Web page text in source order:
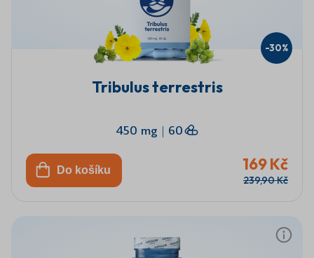
Tribulus terrestris
450 mg | 60
Do košíku 169 Kč
239,90 Kč
-30%